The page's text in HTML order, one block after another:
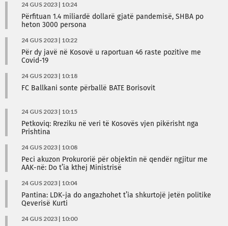
24 GUS 2023 | 10:24
Përfituan 1.4 miliardë dollarë gjatë pandemisë, SHBA po
heton 3000 persona
24 GUS 2023 | 10:22
Për dy javë në Kosovë u raportuan 46 raste pozitive me
Covid-19
24 GUS 2023 | 10:18
FC Ballkani sonte përballë BATE Borisovit
24 GUS 2023 | 10:15
Petkoviq: Rreziku në veri të Kosovës vjen pikërisht nga
Prishtina
24 GUS 2023 | 10:08
Peci akuzon Prokurorië për objektin në qendër ngjitur me
AAK-në: Do t’ia kthej Ministrisë
24 GUS 2023 | 10:04
Pantina: LDK-ja do angazhohet t’ia shkurtojë jetën politike
Qeverisë Kurti
24 GUS 2023 | 10:00